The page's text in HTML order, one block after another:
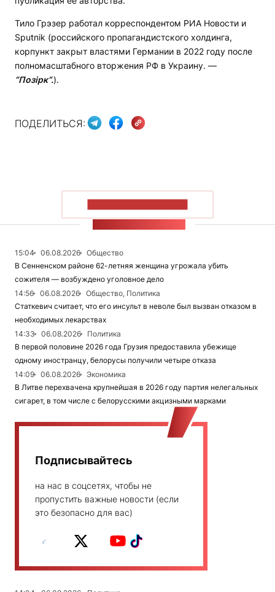
Тило Грэзер работал корреспондентом РИА Новости и
Sputnik (российского пропагандистского холдинга,
корпункт закрыт властями Германии в 2022 году после
полномасштабного вторжения РФ в Украину. —
“Позірк“.).
ПОДЕЛИТЬСЯ:
15:04 06.08.2026
Общество
В Сенненском районе 62-летняя женщина угрожала убить
сожителя — возбуждено уголовное дело
14:56
06.08.2026
Общество, Политика
Статкевич считает, что его инсульт в неволе был вызван отказом в
необходимых лекарствах
14:33
06.08.2026
Политика
В первой половине 2026 года Грузия предоставила убежище
одному иностранцу, белорусы получили четыре отказа
14:09
06.08.2026
Экономика
В Литве перехвачена крупнейшая в 2026 году партия нелегальных
сигарет, в том числе с белорусскими акцизными марками
Подписывайтесь
на нас в соцсетях, чтобы не
пропустить важные новости (если
это безопасно для вас)